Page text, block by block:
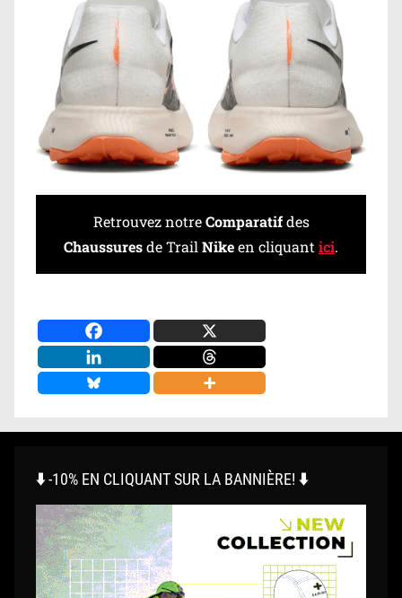
Retrouvez notreComparatifdes
Chaussuresde Trail Nikeen cliquant ici.
⬇️ -10% EN CLIQUANT SUR LA BANNIÈRE! ⬇️